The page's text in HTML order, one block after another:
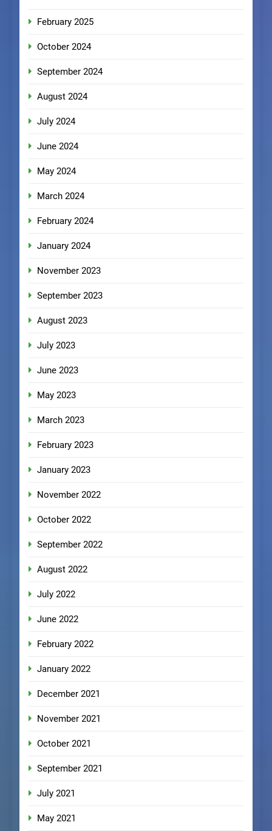
February 2025
October 2024
September 2024
August 2024
July 2024
June 2024
May 2024
March 2024
February 2024
January 2024
November 2023
September 2023
August 2023
July 2023
June 2023
May 2023
March 2023
February 2023
January 2023
November 2022
October 2022
September 2022
August 2022
July 2022
June 2022
February 2022
January 2022
December 2021
November 2021
October 2021
September 2021
July 2021
May 2021